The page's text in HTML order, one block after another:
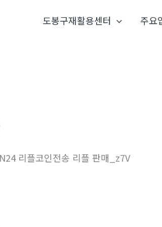
도봉구재활용센터 주요
리플코인전송 리플 판매_z7V